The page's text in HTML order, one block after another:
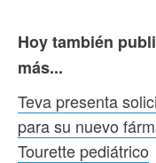
Hoy también
más...
Teva presenta
para su nuevo
Tourette pediátrico